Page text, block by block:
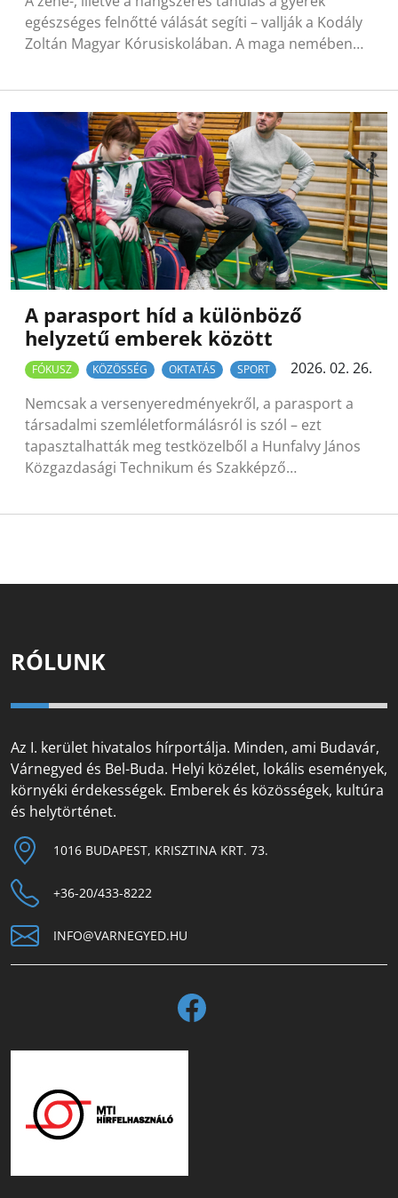
egészséges felnőtté válását segíti – vallják a Kodály
Zoltán Magyar Kórusiskolában. A maga nemében…
A parasport híd a különböző
helyzetű emberek között
FÓKUSZ KÖZÖSSÉG OKTATÁS SPORT
2026. 02. 26.
Nemcsak a versenyeredményekről, a parasport a
társadalmi szemléletformálásról is szól – ezt
tapasztalhatták meg testközelből a Hunfalvy János
Közgazdasági Technikum és Szakképző…
RÓLUNK
Az I. kerület hivatalos hírportálja. Minden, ami Budavár,
Várnegyed és Bel-Buda. Helyi közélet, lokális események,
környéki érdekességek. Emberek és közösségek, kultúra
és helytörténet.
1016 BUDAPEST, KRISZTINA KRT. 73.
+36-20/433-8222
INFO@VARNEGYED.HU